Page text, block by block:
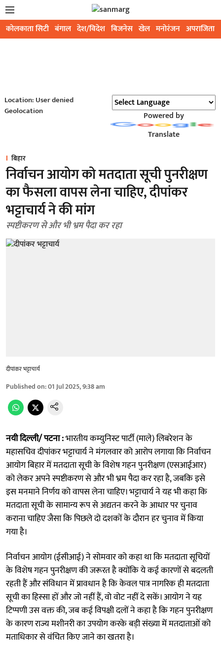
कोलकाता सिटी बंगाल देश/विदेश बिजनेस खेल मनोरंजन अपराजिता
Location: User denied
Geolocation
Powered by
Translate
बिहार
निर्वाचन आयोग को मतदाता सूची पुनरीक्षण
का फैसला वापस लेना चाहिए, दीपांकर
भट्टाचार्य ने की मांग
स्पष्टीकरण से और भी भ्रम पैदा कर रहा
दीपांकर भट्टाचार्य
Published on:01 Jul 2025, 9:38 am
नयी दिल्ली/ पटना :भारतीय कम्युनिस्ट पार्टी (माले) लिबरेशन के
महासचिव दीपांकर भट्टाचार्य ने मंगलवार को आरोप लगाया कि निर्वाचन
आयोग बिहार में मतदाता सूची के विशेष गहन पुनरीक्षण (एसआईआर)
को लेकर अपने स्पष्टीकरण से और भी भ्रम पैदा कर रहा है, जबकि इसे
इस मनमाने निर्णय को वापस लेना चाहिए। भट्टाचार्य ने यह भी कहा कि
मतदाता सूची के सामान्य रूप से अद्यतन करने के आधार पर चुनाव
कराना चाहिए जैसा कि पिछले दो दशकों के दौरान हर चुनाव में किया
गया है।
निर्वाचन आयोग (ईसीआई) ने सोमवार को कहा था कि मतदाता सूचियों
के विशेष गहन पुनरीक्षण की जरूरत है क्योंकि ये कई कारणों से बदलती
रहती हैं और संविधान में प्रावधान है कि केवल पात्र नागरिक ही मतदाता
सूची का हिस्सा हों और जो नहीं हैं, वो वोट नहीं दे सकें। आयोग ने यह
टिप्पणी उस वक्त की, जब कई विपक्षी दलों ने कहा है कि गहन पुनरीक्षण
के कारण राज्य मशीनरी का उपयोग करके बड़ी संख्या में मतदाताओं को
मताधिकार से वंचित किए जाने का खतरा है।